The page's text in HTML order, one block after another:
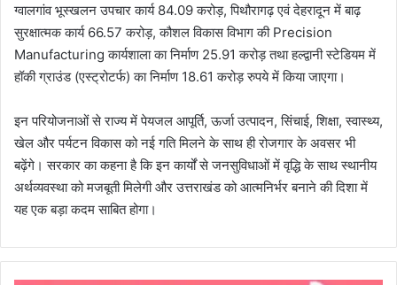
ग्वालगांव भूस्खलन उपचार कार्य 84.09 करोड़, पिथौरागढ़ एवं देहरादून में बाढ़
सुरक्षात्मक कार्य 66.57 करोड़, कौशल विकास विभाग की Precision
Manufacturing कार्यशाला का निर्माण 25.91 करोड़ तथा हल्द्वानी स्टेडियम में
हॉकी ग्राउंड (एस्ट्रोटर्फ) का निर्माण 18.61 करोड़ रुपये में किया जाएगा।
इन परियोजनाओं से राज्य में पेयजल आपूर्ति, ऊर्जा उत्पादन, सिंचाई, शिक्षा, स्वास्थ्य,
खेल और पर्यटन विकास को नई गति मिलने के साथ ही रोजगार के अवसर भी
बढ़ेंगे। सरकार का कहना है कि इन कार्यों से जनसुविधाओं में वृद्धि के साथ स्थानीय
अर्थव्यवस्था को मजबूती मिलेगी और उत्तराखंड को आत्मनिर्भर बनाने की दिशा में
यह एक बड़ा कदम साबित होगा।